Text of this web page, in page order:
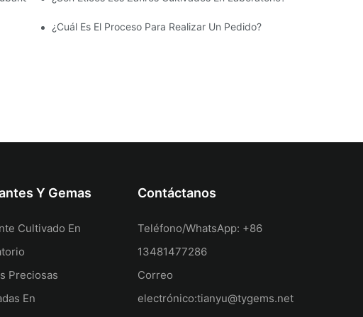
¿Cuál Es El Proceso Para Realizar Un Pedido?
Y Gemas
Cultivado En
Preciosas
En
Contáctanos
Teléfono/WhatsApp: +86
13481477286
Correo
electrónico:tianyu@tygems.net